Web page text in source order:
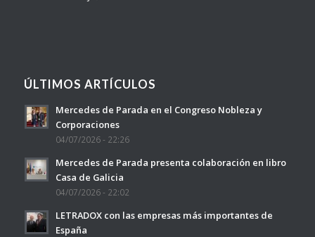
ÚLTIMOS ARTÍCULOS
Mercedes de Parada en el Congreso Nobleza y
Corporaciones
04/07/2026 - 22:26
Mercedes de Parada presenta colaboración en libro
Casa de Galicia
04/07/2026 - 22:02
LETRADOX con las empresas más importantes de
España